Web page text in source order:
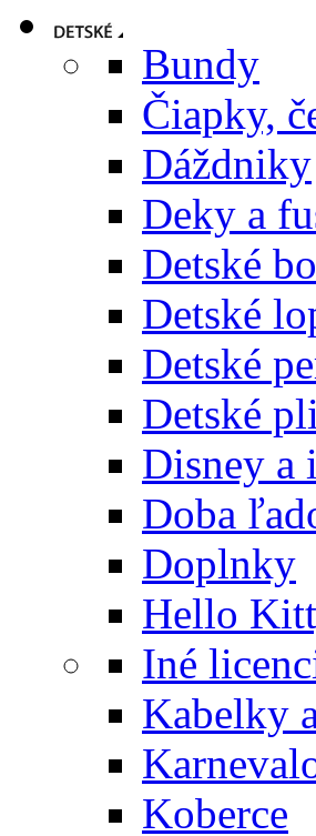
Bundy
Čiapky,
Dáždniky
Deky a
Detské
Detské
Detské
Detské
Disney a
Doba
Doplnky
Hello
Iné
Kabelky
Koberce